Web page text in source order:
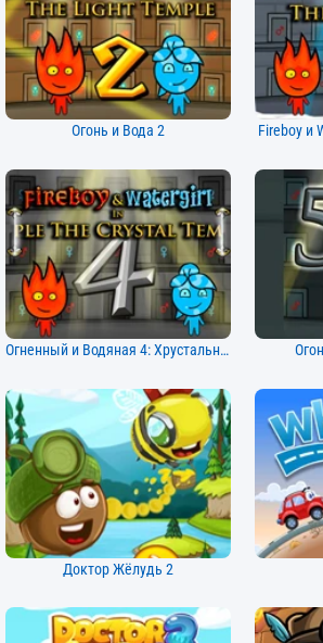
Огонь и Вода 2 Fireboy и
Огненный и Водяная 4: Хрустальный Храм
Доктор Жёлудь 2